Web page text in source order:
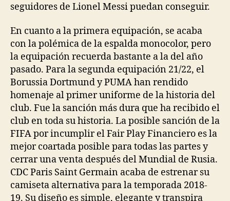
seguidores de Lionel Messi puedan conseguir.
En cuanto a la primera equipación, se acaba
con la polémica de la espalda monocolor, pero
la equipación recuerda bastante a la del año
pasado. Para la segunda equipación 21/22, el
Borussia Dortmund y PUMA han rendido
homenaje al primer uniforme de la historia del
club. Fue la sanción más dura que ha recibido el
club en toda su historia. La posible sanción de la
FIFA por incumplir el Fair Play Financiero es la
mejor coartada posible para todas las partes y
cerrar una venta después del Mundial de Rusia.
CDC Paris Saint Germain acaba de estrenar su
camiseta alternativa para la temporada 2018-
19. Su diseño es simple, elegante y transpira